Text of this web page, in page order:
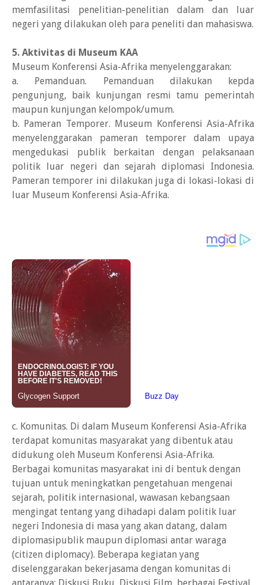
memfasilitasi penelitian-penelitian dalam dan luar
negeri yang dilakukan oleh para peneliti dan mahasiswa.
5. Aktivitas di Museum KAA
Museum Konferensi Asia-Afrika menyelenggarakan:
a. Pemanduan. Pemanduan dilakukan kepda
pengunjung, baik kunjungan resmi tamu pemerintah
maupun kunjungan kelompok/umum.
b. Pameran Temporer. Museum Konferensi Asia-Afrika
menyelenggarakan pameran temporer dalam upaya
mengedukasi publik berkaitan dengan pelaksanaan
politik luar negeri dan sejarah diplomasi Indonesia.
Pameran temporer ini dilakukan juga di lokasi-lokasi di
luar Museum Konferensi Asia-Afrika.
c. Komunitas. Di dalam Museum Konferensi Asia-Afrika
terdapat komunitas masyarakat yang dibentuk atau
didukung oleh Museum Konferensi Asia-Afrika.
Berbagai komunitas masyarakat ini di bentuk dengan
tujuan untuk meningkatkan pengetahuan mengenai
sejarah, politik internasional, wawasan kebangsaan
mengingat tentang yang dihadapi dalam politik luar
negeri Indonesia di masa yang akan datang, dalam
diplomasipublik maupun diplomasi antar waraga
(citizen diplomacy). Beberapa kegiatan yang
diselenggarakan bekerjasama dengan komunitas di